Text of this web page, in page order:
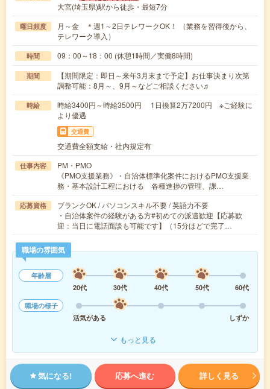
大宮(埼玉県)駅から徒歩・最短7分
曜日頻度
月～金 ＊週1～2日テレワークOK！ （業務を習得後から、
テレワーク導入）
時間 09：00～18：00 (休憩1時間／実働8時間)
期間
【期間限定：即日～来年3月末まで予定】お仕事決まり次第
調整可能：8月～、9月～などご相談ください♬
時給
時給3400円～時給3500円 1日換算2万7200円 ※ご経験に
より優遇
交通費
交通費全額支給・社内規定有
仕事内容
PM・PMO
《PMO支援業務》・自治体標準化案件におけるPMO支援業
務・基本設計工程における 各種進捗の管理、課…
応募資格
ブランクOK / パソコンスキル不要 / 英語力不要
・自治体案件の経験がある方#初めての派遣歓迎【応募歓
迎：当日に電話面談も可能です】（15分ほどで完了…
職場の雰囲気
年齢層
20代
30代 40代 50代
60代
職場の様子
活気がある
しずか
もっと見る
気になる! 応募へ進む 詳しく見る